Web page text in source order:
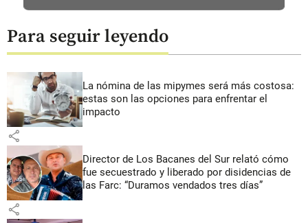
Para seguir leyendo
La nómina de las mipymes será más costosa:
estas son las opciones para enfrentar el
impacto
share
Director de Los Bacanes del Sur relató cómo
fue secuestrado y liberado por disidencias de
las Farc: “Duramos vendados tres días”
share